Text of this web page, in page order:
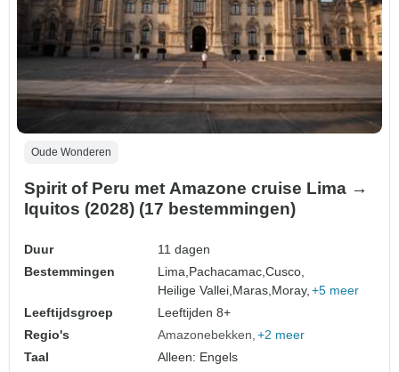
Oude Wonderen
Spirit of Peru met Amazone cruise Lima →
Iquitos (2028) (17 bestemmingen)
Duur
11 dagen
Bestemmingen
Lima, Pachacamac,Cusco,
Heilige Vallei, Maras, Moray, +5 meer
Leeftijdsgroep
Leeftijden 8+
Regio's
Amazonebekken +2 meer
Taal
Alleen: Engels